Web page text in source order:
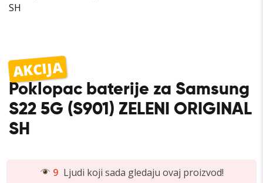
SH
9 Ljudi koji sada gledaju ovaj proizvod!
AKCIJA
Poklopac baterije za Samsung
S22 5G (S901) ZELENI ORIGINAL
SH